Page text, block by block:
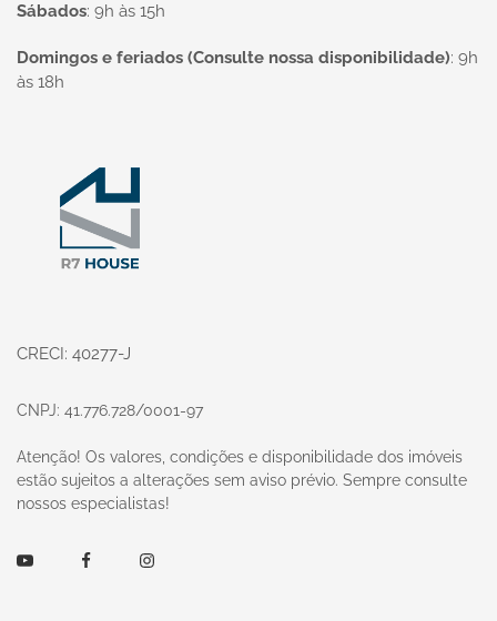
Sábados: 9h às 15h
Domingos e feriados (Consulte nossa disponibilidade): 9h
às 18h
CRECI: 40277-J
CNPJ: 41.776.728/0001-97
Atenção! Os valores, condições e disponibilidade dos imóveis
estão sujeitos a alterações sem aviso prévio. Sempre consulte
nossos especialistas!
Youtube FacebookInstagram